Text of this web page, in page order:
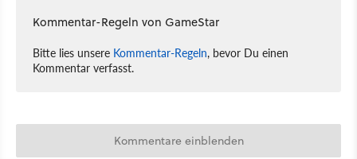
Kommentar-Regeln von GameStar
Bitte lies unsere Kommentar-Regeln, bevor Du einen
Kommentar verfasst.
Kommentare einblenden